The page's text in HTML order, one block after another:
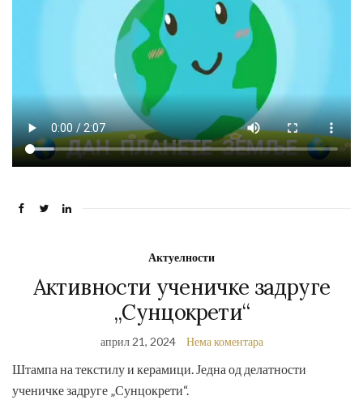
Актуелности
Активности ученичке задруге
,,Сунцокрети“
април 21, 2024 Нема коментара
Штампа на текстилу и керамици. Једна од делатности
ученичке задруге „Сунцокрети“.